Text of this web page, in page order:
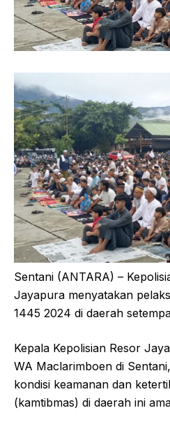
Sentani (ANTARA) –
Jayapura menyatakan
1445 2024 di daerah
Kepala Kepolisian Resor
WA Maclarimboen di
kondisi keamanan dan
(kamtibmas) di daerah ini